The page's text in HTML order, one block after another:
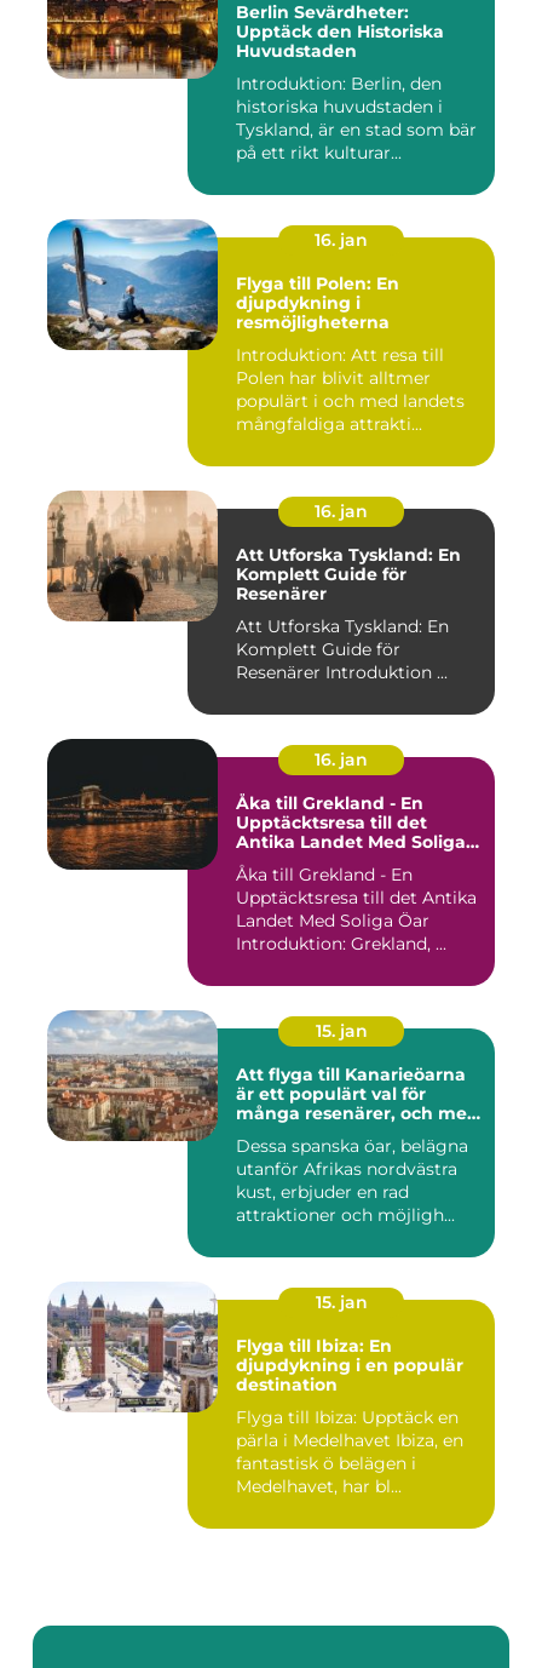
Berlin Sevärdheter:
Upptäck den Historiska
Huvudstaden
Introduktion: Berlin, den
historiska huvudstaden i
Tyskland, är en stad som bär
på ett rikt kulturar...
16. jan
Flyga till Polen: En
djupdykning i
resmöjligheterna
Introduktion: Att resa till
Polen har blivit alltmer
populärt i och med landets
mångfaldiga attrakti...
16. jan
Att Utforska Tyskland: En
Komplett Guide för
Resenärer
Att Utforska Tyskland: En
Komplett Guide för
Resenärer Introduktion ...
16. jan
Åka till Grekland - En
Upptäcktsresa till det
Antika Landet Med Soliga
Öar
Åka till Grekland - En
Upptäcktsresa till det Antika
Landet Med Soliga Öar
Introduktion: Grekland, ...
15. jan
Att flyga till Kanarieöarna
är ett populärt val för
många resenärer, och med
Dessa spanska öar, belägna
utanför Afrikas nordvästra
kust, erbjuder en rad
attraktioner och möjligh...
15. jan
Flyga till Ibiza: En
djupdykning i en populär
destination
Flyga till Ibiza: Upptäck en
pärla i Medelhavet Ibiza, en
fantastisk ö belägen i
Medelhavet, har bl...